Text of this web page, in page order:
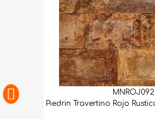
MNROJ092
Piedrin Travertino Rojo